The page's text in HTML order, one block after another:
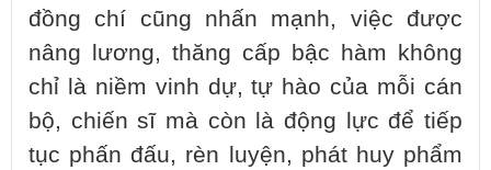
đồng chí cũng nhấn mạnh, việc được
nâng lương, thăng cấp bậc hàm không
chỉ là niềm vinh dự, tự hào của mỗi cán
bộ, chiến sĩ mà còn là động lực để tiếp
tục phấn đấu, rèn luyện, phát huy phẩm